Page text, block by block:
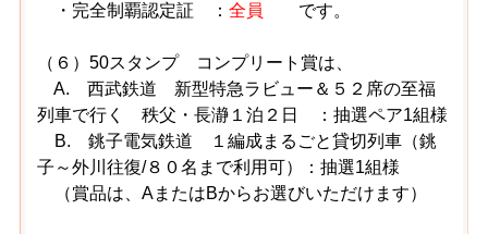
・完全制覇認定証 ：全員 です。
（６）50スタンプ コンプリート賞は、
A. 西武鉄道 新型特急ラビュー＆５２席の至福
列車で行く 秩父・長瀞１泊２日 ：抽選ペア1組様
B. 銚子電気鉄道 １編成まるごと貸切列車（銚
子～外川往復/８０名まで利用可）：抽選1組様
（賞品は、AまたはBからお選びいただけます）